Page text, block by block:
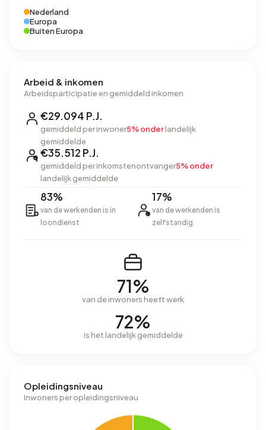
Nederland
Europa
Buiten Europa
Arbeid & inkomen
Arbeidsparticipatie en gemiddeld inkomen
€29.094 P.J.
gemiddeld per inwoner5% onderlandelijk
gemiddelde
€35.512 P.J.
gemiddeld per inkomstenontvanger5% onder
landelijk gemiddelde
83%
van de werkenden is in
loondienst
17%
van de werkenden is
zelfstandig
71%
van de inwoners heeft werk
72%
is het landelijk gemiddelde
Opleidingsniveau
Inwoners per opleidingsniveau